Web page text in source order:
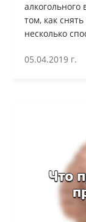
алкогольного
том, как
несколько
05.04.2019 г.